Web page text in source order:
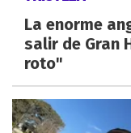
La enorme
salir de Gran
roto"